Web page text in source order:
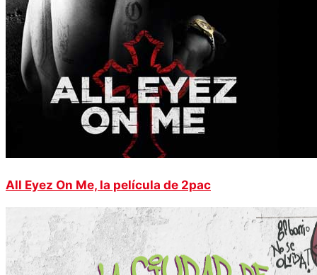
All Eyez On Me, la película de 2pac